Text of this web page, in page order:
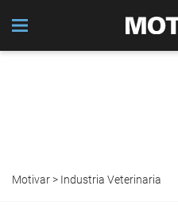
Motivar> Industria Veterinaria